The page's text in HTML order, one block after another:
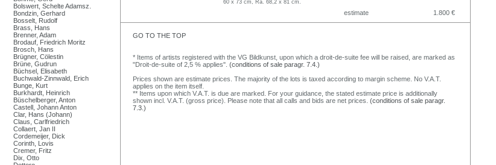
Bolswert, Schelte Adamsz.
Bondzin, Gerhard
Bosselt, Rudolf
Brass, Hans
Brenner, Adam
Brodauf, Friedrich Moritz
Brosch, Hans
Brügner, Cölestin
Brüne, Gudrun
Büchsel, Elisabeth
Buchwald-Zinnwald, Erich
Bunge, Kurt
Burkhardt, Heinrich
Büschelberger, Anton
Castell, Johann Anton
Clar, Hans (Johann)
Claus, Carlfriedrich
Collaert, Jan II
Cordemeijer, Dick
Corinth, Lovis
Cremer, Fritz
Dix, Otto
60 x 73 cm, Ra. 68,2 x 81 cm.
estimate 1.800 €
GO TO THE TOP
* Items of artists registered with the VG Bildkunst, upon which a droit-de-suite fee will be raised, are marked as
"Droit-de-suite of 2,5 % applies". (conditions of sale paragr. 7.4.)
Prices shown are estimate prices. The majority of the lots is taxed according to margin scheme. No V.A.T.
applies on the item itself.
** Items upon which V.A.T. is due are marked. For your guidance, the stated estimate price is additionally
shown incl. V.A.T. (gross price). Please note that all calls and bids are net prices. (conditions of sale paragr.
7.3.)